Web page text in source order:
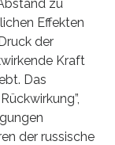
zu
Effekten
der
Kraft
Das
der russische